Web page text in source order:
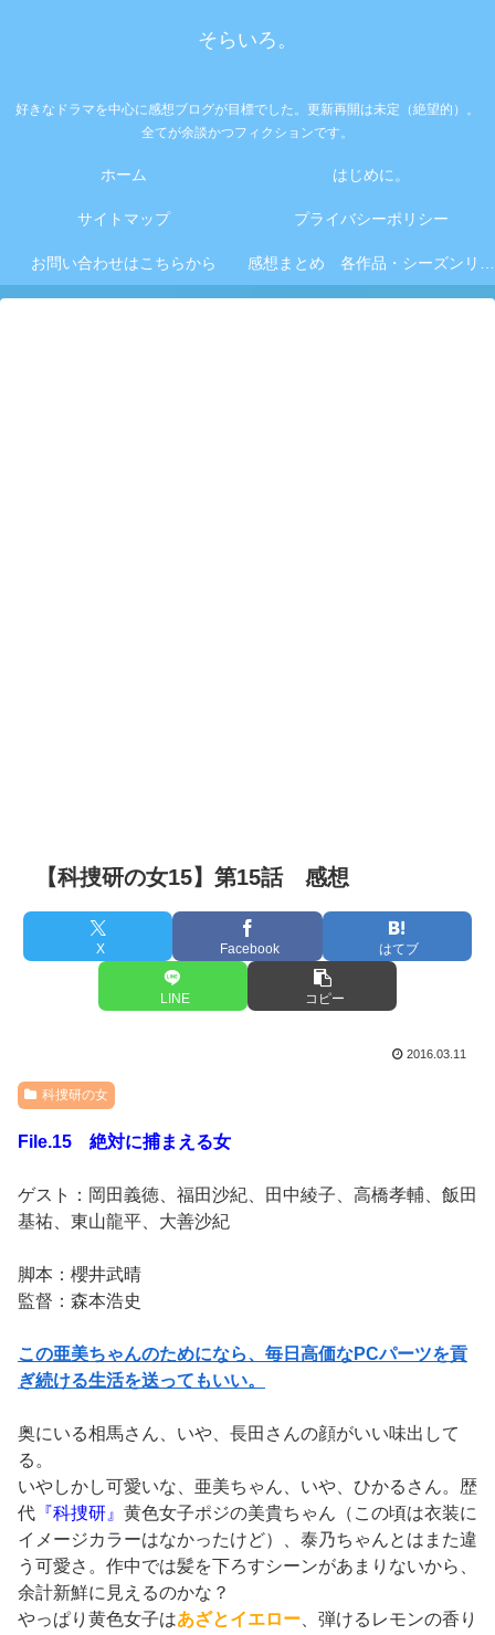
そらいろ。
好きなドラマを中心に感想ブログが目標でした。更新再開は未定（絶望的）。
全てが余談かつフィクションです。
ホーム はじめに。
サイトマップ プライバシーポリシー
お問い合わせはこちらから 感想まとめ 各作品・シーズンリンク集
【科捜研の女15】第15話 感想
X Facebook はてブ
LINE コピー
2016.03.11
科捜研の女
File.15 絶対に捕まえる女
ゲスト：岡田義徳、福田沙紀、田中綾子、高橋孝輔、飯田
基祐、東山龍平、大善沙紀
脚本：櫻井武晴
監督：森本浩史
この亜美ちゃんのためになら、毎日高価なPCパーツを貢
ぎ続ける生活を送ってもいい。
奥にいる相馬さん、いや、長田さんの顔がいい味出して
る。
いやしかし可愛いな、亜美ちゃん、いや、ひかるさん。歴
代 『科捜研』 黄色女子ポジの美貴ちゃん（この頃は衣装に
イメージカラーはなかったけど）、泰乃ちゃんとはまた違
う可愛さ。作中では髪を下ろすシーンがあまりないから、
余計新鮮に見えるのかな？
やっぱり黄色女子はあざとイエロー 、弾けるレモンの香り